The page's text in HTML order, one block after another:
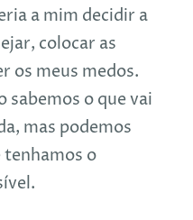
a mim decidir a
colocar as
os meus medos.
sabemos o que vai
mas podemos
tenhamos o